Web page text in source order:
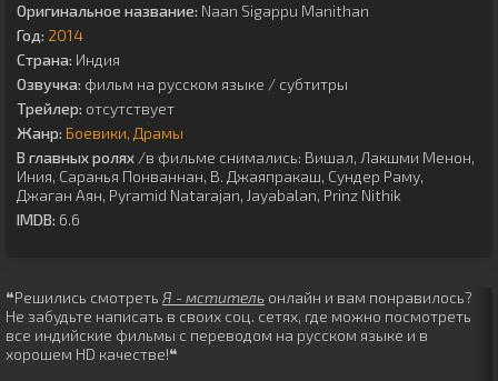
Оригинальное название: Naan Sigappu Manithan
Год: 2014
Страна: Индия
Озвучка: фильм на русском языке / субтитры
Трейлер: отсутствует
Жанр: Боевики Драмы
В главных ролях /в фильме снимались: Вишал, Лакшми Менон,
Иния, Саранья Понваннан, В. Джаяпракаш, Сундер Раму,
Джаган Аян, Pyramid Natarajan, Jayabalan, Prinz Nithik
IMDB: 6.6
❝Решились смотреть Я - мститель онлайн и вам понравилось?
Не забудьте написать в своих соц. сетях, где можно посмотреть
все индийские фильмы с переводом на русском языке и в
хорошем HD качестве!❝